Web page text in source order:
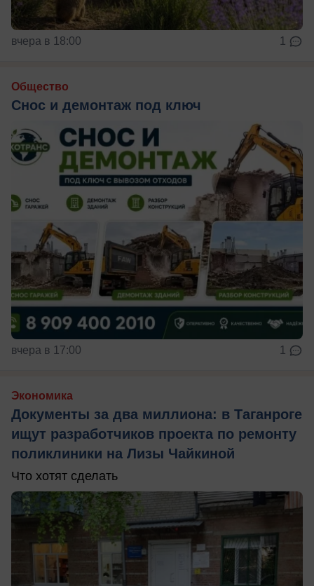
вчера в 18:00 1
Общество
Снос и демонтаж под ключ
вчера в 17:00 1
Экономика
Документы за два миллиона: в Таганроге
ищут разработчиков проекта по ремонту
поликлиники на Лизы Чайкиной
Что хотят сделать